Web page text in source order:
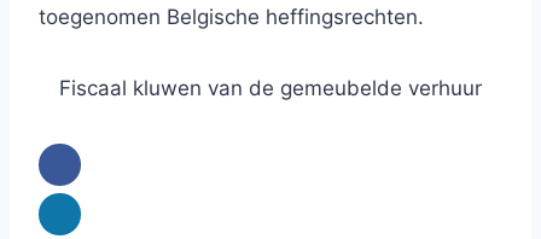
toegenomen Belgische heffingsrechten.
Fiscaal kluwen van de gemeubelde verhuur